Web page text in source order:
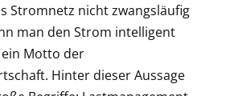
Stromnetz nicht zwangsläufig
man den Strom intelligent
Motto der
Hinter dieser Aussage